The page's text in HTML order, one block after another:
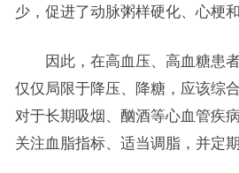
少，促进了动脉粥样硬化、心梗
因此，在高血压、高血糖患者
仅仅局限于降压、降糖，应该综
对于长期吸烟、酗酒等心血管疾
关注血脂指标、适当调脂，并定